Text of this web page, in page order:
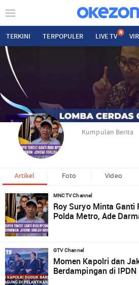
TERKINI TERPOPULER LIVE TV N
Kumpulan Berita
Artikel Foto Video
MNCTV Channel
Roy Suryo Minta Ganti
Polda Metro, Ade
GTV Channel
Momen Kapolri dan
Berdampingan di IPDN